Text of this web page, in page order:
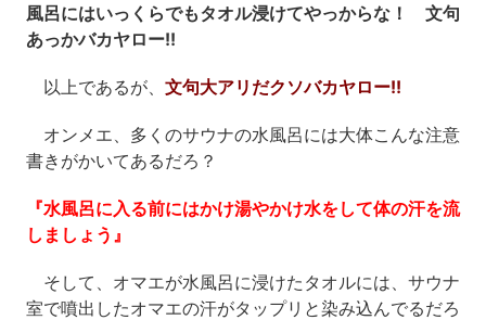
風呂にはいっくらでもタオル浸けてやっからな！ 文句
あっかバカヤロー!!
以上であるが、 文句大アリだクソバカヤロー!!
オンメエ、多くのサウナの水風呂には大体こんな注意
書きがかいてあるだろ？
『水風呂に入る前にはかけ湯やかけ水をして体の汗を流
しましょう』
そして、オマエが水風呂に浸けたタオルには、サウナ
室で噴出したオマエの汗がタップリと染み込んでるだろ